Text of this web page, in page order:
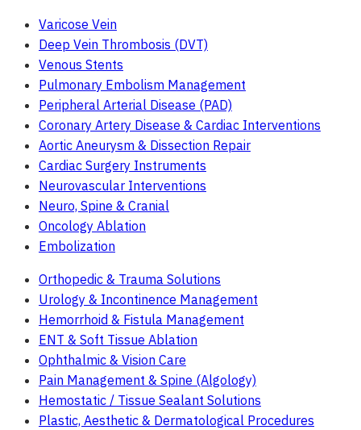
Varicose Vein
Deep Vein Thrombosis (DVT)
Venous Stents
Pulmonary Embolism Management
Peripheral Arterial Disease (PAD)
Coronary Artery Disease & Cardiac Interventions
Aortic Aneurysm & Dissection Repair
Cardiac Surgery Instruments
Neurovascular Interventions
Neuro, Spine & Cranial
Oncology Ablation
Embolization
Orthopedic & Trauma Solutions
Urology & Incontinence Management
Hemorrhoid & Fistula Management
ENT & Soft Tissue Ablation
Ophthalmic & Vision Care
Pain Management & Spine (Algology)
Hemostatic / Tissue Sealant Solutions
Plastic, Aesthetic & Dermatological Procedures